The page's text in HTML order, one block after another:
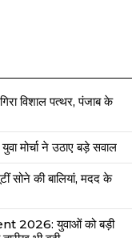
विशाल पत्थर, पंजाब के
मोर्चा ने उठाए बड़े सवाल
सोने की बालियां, मदद के
युवाओं को बड़ी